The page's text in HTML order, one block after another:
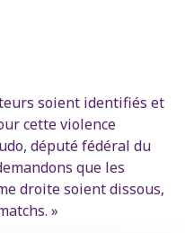
soient identifiés et
cette violence
député fédéral du
que les
droite soient dissous,
»